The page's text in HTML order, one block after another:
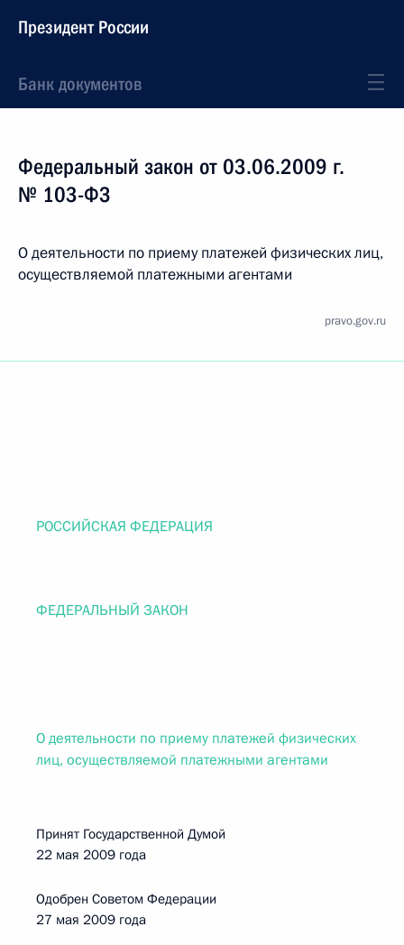
Президент России
Банк документов
Федеральный закон от 03.06.2009 г.
№ 103-ФЗ
О деятельности по приему платежей физических лиц,
осуществляемой платежными агентами
pravo.gov.ru
РОССИЙСКАЯ ФЕДЕРАЦИЯ
ФЕДЕРАЛЬНЫЙ ЗАКОН
О деятельности по приему платежей физических
лиц, осуществляемой платежными агентами
Принят Государственной Думой
22 мая 2009 года
Одобрен Советом Федерации
27 мая 2009 года